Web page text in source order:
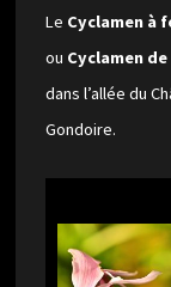
Le Cyclamen à
ou Cyclamen
dans l’allée du
Gondoire.